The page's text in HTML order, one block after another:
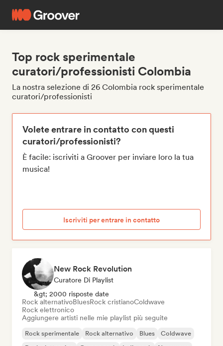
Top rock sperimentale
curatori/professionisti Colombia
La nostra selezione di 26 Colombia rock sperimentale
curatori/professionisti
Volete entrare in contatto con questi
curatori/professionisti?
È facile: iscriviti a Groover per inviare loro la tua
musica!
Iscriviti per entrare in contatto
New Rock Revolution
Curatore Di Playlist
&gt; 2000 risposte date
Rock alternativoBluesRock cristianoColdwave
Rock elettronico
Aggiungere artisti nelle mie playlist più seguite
Rock sperimentale Rock alternativo Blues
Coldwave